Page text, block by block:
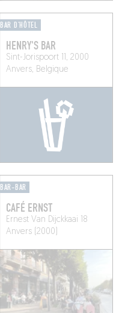
BAR D'HÔTEL
HENRY'S BAR
Sint-Jorispoort 11, 2000
Anvers, Belgique
BAR-BAR
CAFÉ ERNST
Ernest Van Dijckkaai 18
Anvers (2000)